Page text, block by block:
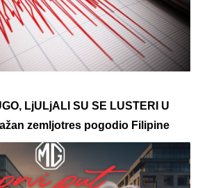
LjULjALI SU SE LUSTERI U
zemljotres pogodio Filipine